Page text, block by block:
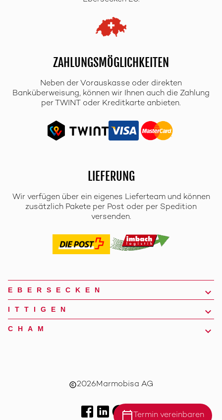
ZAHLUNGSMÖGLICHKEITEN
Neben der Vorauskasse oder direkten
Banküberweisung, können wir Ihnen auch die Zahlung
per TWINT oder Kreditkarte anbieten.
LIEFERUNG
Wir verfügen über ein eigenes Lieferteam und können
zusätzlich Pakete per Post oder per Spedition
versenden.
calendar_today Termin vereinbaren
EBERSECKEN
ITTIGEN
CHAM
copyright2026Marmobisa AG